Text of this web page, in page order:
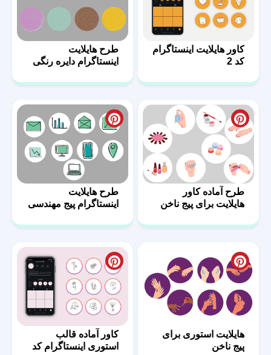
کاور هایلایت اینستاگرام
کد 2
طرح هایلایت
اینستاگرام دایره رنگی
طرح آماده کاور
هایلایت برای پیج ناخن
طرح هایلایت
اینستاگرام پیج مهندسی
هایلایت استوری برای
پیج ناخن
کاور آماده قالب
استوری اینستاگرام کد